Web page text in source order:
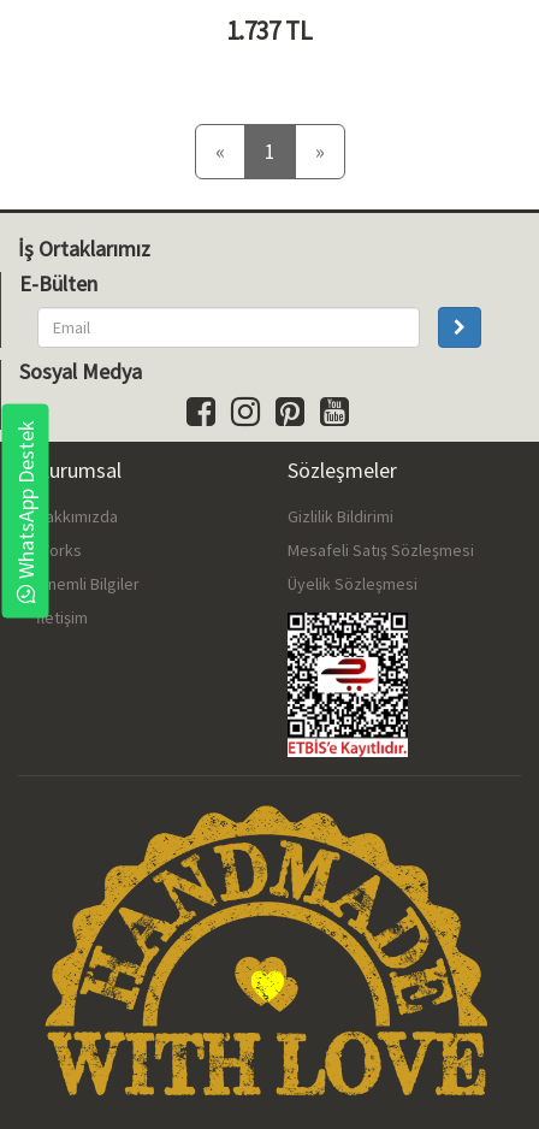
1.737TL
«Önceki
1 »Sonraki
WhatsApp Destek
İş Ortaklarımız
E-Bülten
Sosyal Medya
Kurumsal
Hakkımızda
Works
Önemli Bilgiler
İletişim
Sözleşmeler
Gizlilik Bildirimi
Mesafeli Satış Sözleşmesi
Üyelik Sözleşmesi